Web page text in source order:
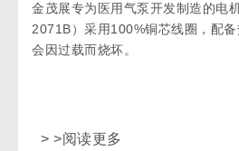
金茂展专为医用气泵开发制造的电
2071B）采用100%铜芯线圈，配
会因过载而烧坏。
> >阅读更多